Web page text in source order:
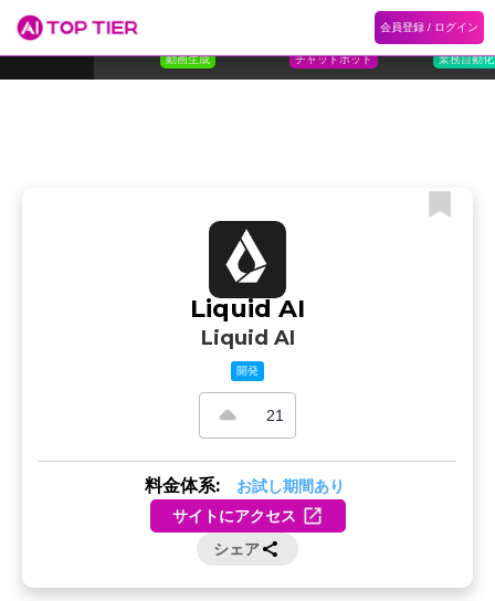
会員登録 / ログイン
ランキング
動画生成 チャットボット
3
Flokzu
業務自動化
Liquid AI
Liquid AI
開発
21
料金体系: お試し期間あり
サイトにアクセス
シェア
ホーム 記事